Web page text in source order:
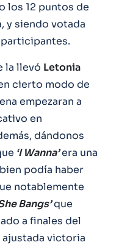
los 12 puntos de
y siendo votada
participantes.
la llevó Letonia
cierto modo de
empezaran a
en
dándonos
‘I Wanna’era una
podía haber
notablemente
Bangs’que
a finales del
victoria